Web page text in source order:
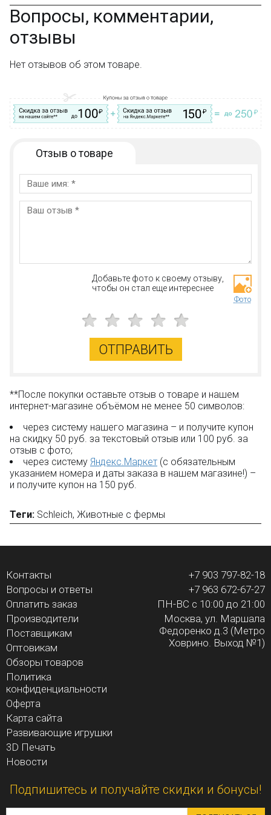
Вопрос–ответ
Вопросы, комментарии,
отзывы
Нет отзывов об этом товаре.
Отзыв о товаре
Добавьте фото к своему отзыву,
чтобы он стал еще интереснее
Фото
ОТПРАВИТЬ
**После покупки оставьте отзыв о товаре и нашем
интернет-магазине объёмом не менее 50 символов:
через систему нашего магазина – и получите купон
на скидку 50 руб. за текстовый отзыв или 100 руб. за
отзыв с фото;
через систему Яндекс.Маркет (с обязательным
указанием номера и даты заказа в нашем магазине!) –
и получите купон на 150 руб.
Теги: Schleich, Животные с фермы
Контакты
Вопросы и ответы
Оплатить заказ
Производители
Поставщикам
Оптовикам
Обзоры товаров
Политика
конфиденциальности
Оферта
Карта сайта
Развивающие игрушки
3D Печать
Новости
+7 903 797-82-18
+7 963 672-67-27
ПН-ВС с 10:00 до 21:00
Москва, ул. Маршала
Федоренко д.3 (Метро
Ховрино. Выход №1)
Подпишитесь и получайте скидки и бонусы!